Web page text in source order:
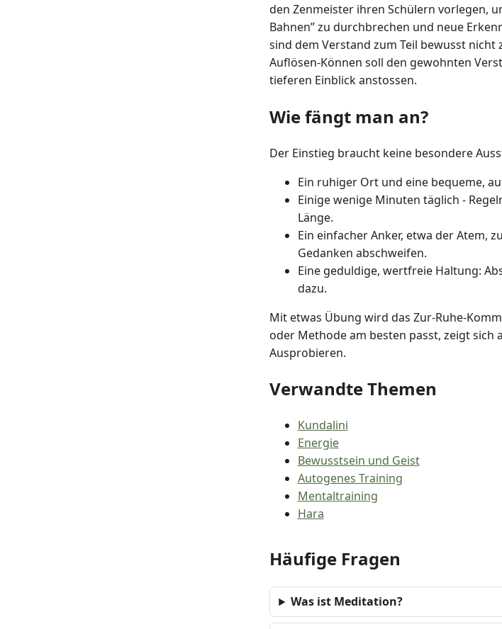
den Zenmeister ihren Schülern vorlegen,
Bahnen” zu durchbrechen und neue
sind dem Verstand zum Teil bewusst nicht
Auflösen-Können soll den gewohnten
tieferen Einblick anstossen.
Wie fängt man an?
Der Einstieg braucht keine besondere
Ein ruhiger Ort und eine bequeme,
Einige wenige Minuten täglich -
Länge.
Ein einfacher Anker, etwa der Atem,
Gedanken abschweifen.
Eine geduldige, wertfreie Haltung:
dazu.
Mit etwas Übung wird das Zur-Ruhe-
oder Methode am besten passt, zeigt sich
Ausprobieren.
Verwandte Themen
Kundalini
Energie
Bewusstsein und Geist
Autogenes Training
Mentaltraining
Hara
Häufige Fragen
Was ist Meditation?